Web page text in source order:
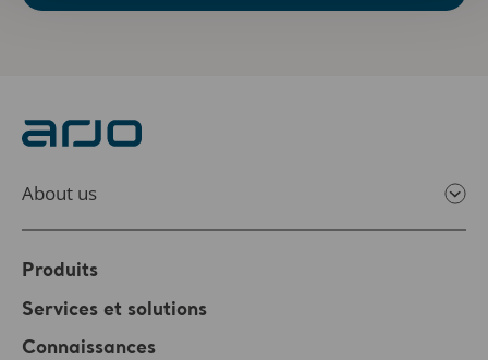
About us
Produits
Services et solutions
Connaissances